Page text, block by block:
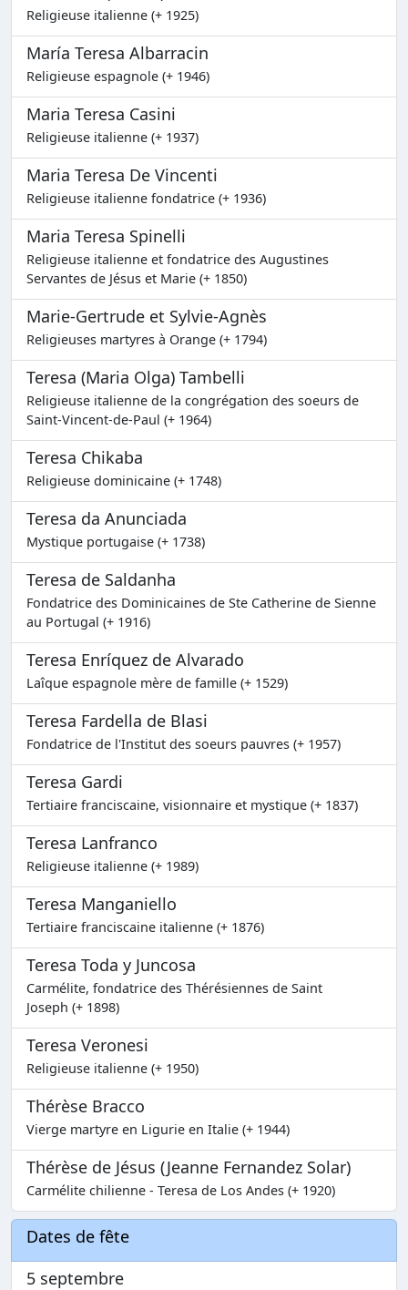
Religieuse italienne (+ 1925)
María Teresa Albarracin
Religieuse espagnole (+ 1946)
Maria Teresa Casini
Religieuse italienne (+ 1937)
Maria Teresa De Vincenti
Religieuse italienne fondatrice (+ 1936)
Maria Teresa Spinelli
Religieuse italienne et fondatrice des Augustines
Servantes de Jésus et Marie (+ 1850)
Marie-Gertrude et Sylvie-Agnès
Religieuses martyres à Orange (+ 1794)
Teresa (Maria Olga) Tambelli
Religieuse italienne de la congrégation des soeurs de
Saint-Vincent-de-Paul (+ 1964)
Teresa Chikaba
Religieuse dominicaine (+ 1748)
Teresa da Anunciada
Mystique portugaise (+ 1738)
Teresa de Saldanha
Fondatrice des Dominicaines de Ste Catherine de Sienne
au Portugal (+ 1916)
Teresa Enríquez de Alvarado
Laîque espagnole mère de famille (+ 1529)
Teresa Fardella de Blasi
Fondatrice de l'Institut des soeurs pauvres (+ 1957)
Teresa Gardi
Tertiaire franciscaine, visionnaire et mystique (+ 1837)
Teresa Lanfranco
Religieuse italienne (+ 1989)
Teresa Manganiello
Tertiaire franciscaine italienne (+ 1876)
Teresa Toda y Juncosa
Carmélite, fondatrice des Thérésiennes de Saint
Joseph (+ 1898)
Teresa Veronesi
Religieuse italienne (+ 1950)
Thérèse Bracco
Vierge martyre en Ligurie en Italie (+ 1944)
Thérèse de Jésus (Jeanne Fernandez Solar)
Carmélite chilienne - Teresa de Los Andes (+ 1920)
Dates de fête
5 septembre